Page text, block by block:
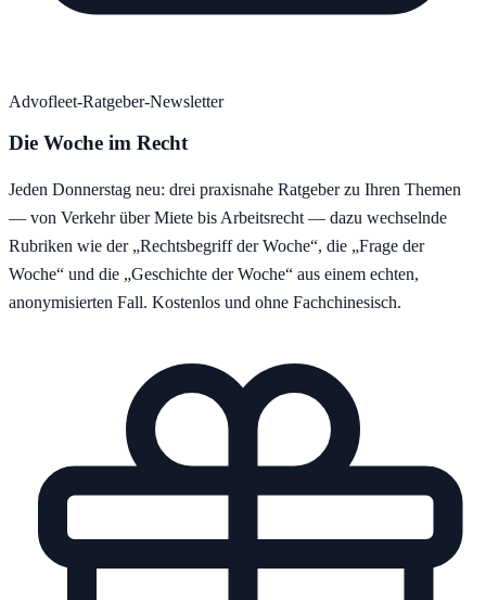
Advofleet-Ratgeber-Newsletter
Die Woche im Recht
Jeden Donnerstag neu: drei praxisnahe Ratgeber zu Ihren Themen
— von Verkehr über Miete bis Arbeitsrecht — dazu wechselnde
Rubriken wie der „Rechtsbegriff der Woche“, die „Frage der
Woche“ und die „Geschichte der Woche“ aus einem echten,
anonymisierten Fall. Kostenlos und ohne Fachchinesisch.